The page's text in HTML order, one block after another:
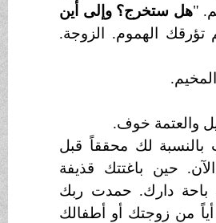
"هل ستخرج؟ وإلى أين
الهموم. الزوجة.
خوف.
لك محققاً قبل
حين باغتتك قذيفة
دارك. حمدت ربك
من زوجتك أو أطفالك